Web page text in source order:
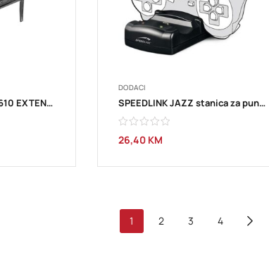
NOSAČ ZA TV SHO 5610 EXTEN. HOLDER TV 32-70” STELL
DODACI
SPEEDLINK JAZZ stanica za punjenje SL-440001-BK
26,40 KM
1 2 3 4